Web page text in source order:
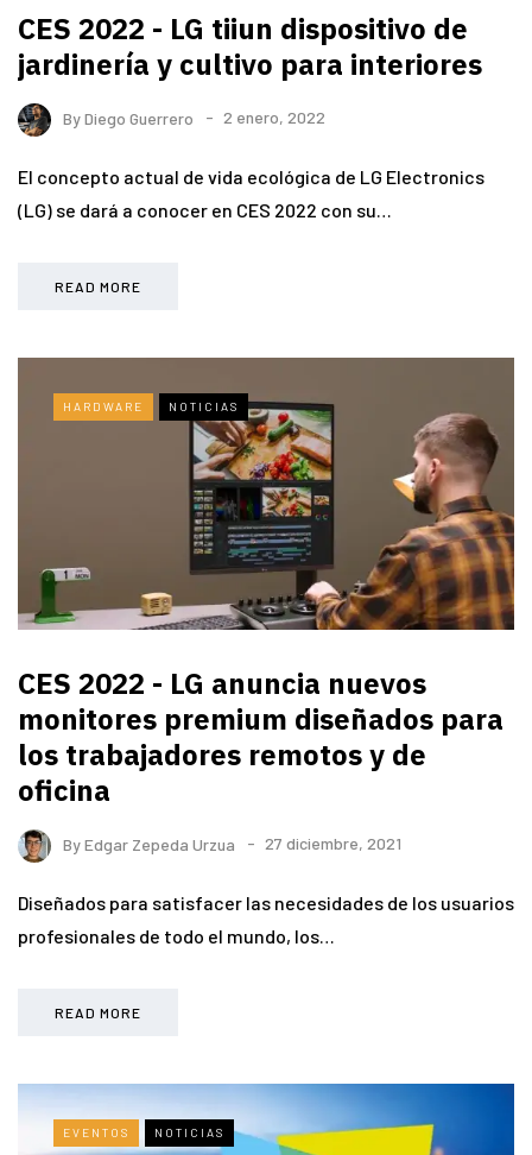
CES 2022 - LG tiiun dispositivo de
jardinería y cultivo para interiores
ByDiego Guerrero 2 enero, 2022
El concepto actual de vida ecológica de LG Electronics
(LG) se dará a conocer en CES 2022 con su…
READ MORE
HARDWARE NOTICIAS
CES 2022 - LG anuncia nuevos
monitores premium diseñados para
los trabajadores remotos y de
oficina
ByEdgar Zepeda Urzua 27 diciembre, 2021
Diseñados para satisfacer las necesidades de los usuarios
profesionales de todo el mundo, los…
READ MORE
EVENTOS NOTICIAS